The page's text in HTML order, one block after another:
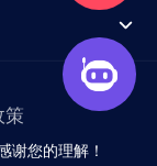
策
谢您的理解！